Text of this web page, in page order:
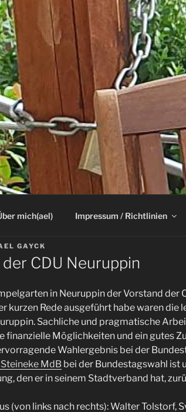
mich(ael) Impressum / Richtlinien
GAYCK
CDU Neuruppin
in Neuruppin der Vorstand der
kurzen Rede ausgeführt habe waren die
Sachliche und pragmatische
finanzielle Möglichkeiten und ein gutes
Wahlergebnis bei der
MdB bei der Bundestagswahl ist
den er in seinem Stadtverband hat,
(von links nach rechts): Walter Tolstorf,